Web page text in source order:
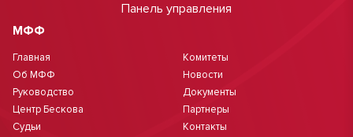
Панель управления
МФФ
Главная
Об МФФ
Руководство
Центр Бескова
Судьи
Комитеты
Новости
Документы
Партнеры
Контакты